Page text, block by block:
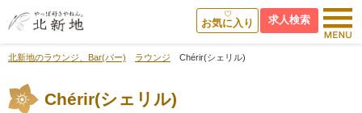
求人検索
お気に入り
北新地のラウンジ、Bar(バー) ラウンジ Chérir(シェリル)
Chérir(シェリル)